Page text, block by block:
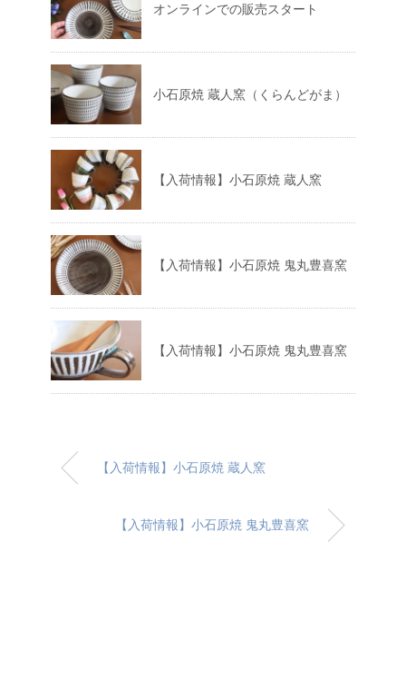
オンラインでの販売スタート
小石原焼 蔵人窯（くらんどがま）
【入荷情報】小石原焼 蔵人窯
【入荷情報】小石原焼 鬼丸豊喜窯
【入荷情報】小石原焼 鬼丸豊喜窯
【入荷情報】小石原焼 蔵人窯
【入荷情報】小石原焼 鬼丸豊喜窯